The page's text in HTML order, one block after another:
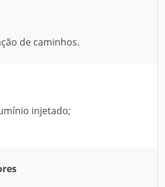
de caminhos.
injetado;